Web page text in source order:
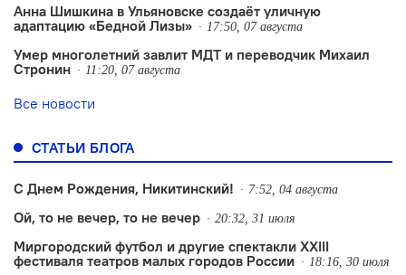
Анна Шишкина в Ульяновске создаëт уличную
адаптацию «Бедной Лизы»
17:50, 07 августа
Умер многолетний завлит МДТ и переводчик Михаил
Стронин
11:20, 07 августа
Все новости
СТАТЬИ БЛОГА
С Днем Рождения, Никитинский! 7:52, 04 августа
Ой, то не вечер, то не вечер 20:32, 31 июля
Миргородский футбол и другие спектакли XXIII
фестиваля театров малых городов России
18:16, 30 июля